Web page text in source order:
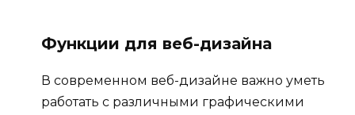
Функции для веб-дизайна
В современном веб-дизайне важно уметь
работать с различными графическими